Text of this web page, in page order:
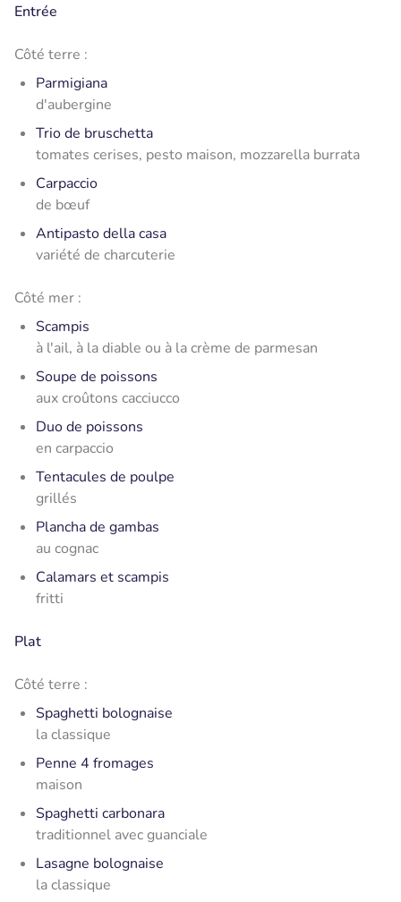
Entrée
Côté terre :
Parmigiana
d'aubergine
Trio de bruschetta
tomates cerises, pesto maison, mozzarella burrata
Carpaccio
de bœuf
Antipasto della casa
variété de charcuterie
Côté mer :
Scampis
à l'ail, à la diable ou à la crème de parmesan
Soupe de poissons
aux croûtons cacciucco
Duo de poissons
en carpaccio
Tentacules de poulpe
grillés
Plancha de gambas
au cognac
Calamars et scampis
fritti
Plat
Côté terre :
Spaghetti bolognaise
la classique
Penne 4 fromages
maison
Spaghetti carbonara
traditionnel avec guanciale
Lasagne bolognaise
la classique